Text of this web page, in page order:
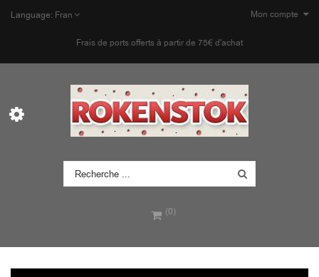
Mon compte
Language: Fran
Frais de ports offerts à partir de 75€ d'achat
(0)